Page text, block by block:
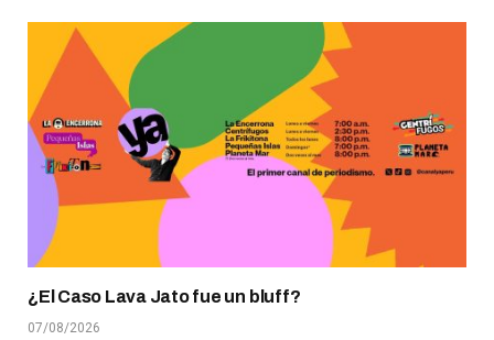
¿El Caso Lava Jato fue un bluff?
07/08/2026